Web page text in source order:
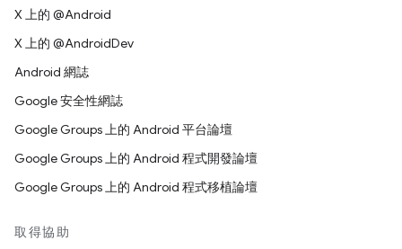
X 上的 @Android
X 上的 @AndroidDev
Android 網誌
Google 安全性網誌
Google Groups 上的 Android 平台論壇
Google Groups 上的 Android 程式開發論壇
Google Groups 上的 Android 程式移植論壇
取得協助